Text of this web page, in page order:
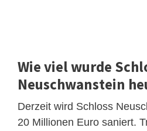
Wie viel wurde
Neuschwanstein
Derzeit wird Schloss
20 Millionen Euro saniert.